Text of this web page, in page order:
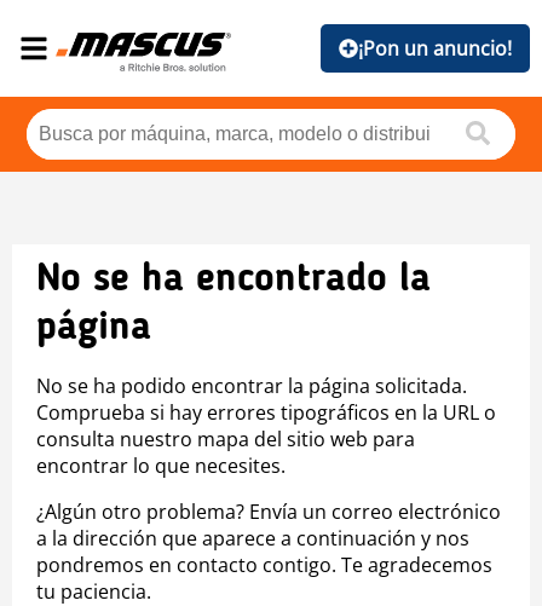
¡Pon un anuncio!
No se ha encontrado la
página
No se ha podido encontrar la página solicitada.
Comprueba si hay errores tipográficos en la URL o
consulta nuestro mapa del sitio web para
encontrar lo que necesites.
¿Algún otro problema? Envía un correo electrónico
a la dirección que aparece a continuación y nos
pondremos en contacto contigo. Te agradecemos
tu paciencia.